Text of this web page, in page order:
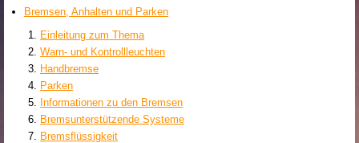
Bremsen, Anhalten und Parken
Einleitung zum Thema
Warn- und Kontrollleuchten
Handbremse
Parken
Informationen zu den Bremsen
Bremsunterstützende Systeme
Bremsflüssigkeit